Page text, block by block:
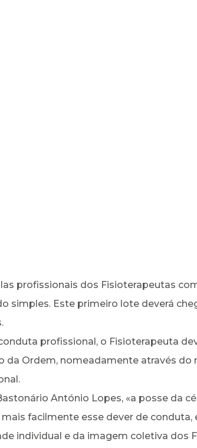
profissionais dos Fisioterapeutas
simples. Este primeiro lote deverá
profissional, o Fisioterapeuta
da Ordem, nomeadamente através do
António Lopes, «a posse da
facilmente esse dever de
individual e da imagem coletiva dos